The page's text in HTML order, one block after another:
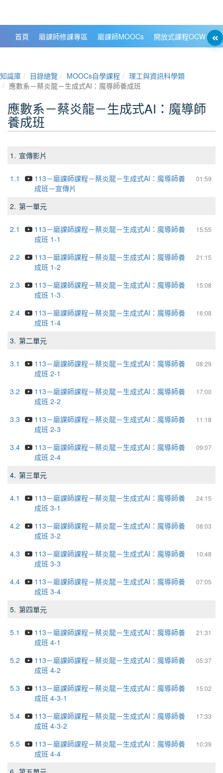
首頁 磨課師修課專區 磨課師MOOCs 開放式課程OCW
知識庫 目錄總覽 MOOCs自學課程
理工與資訊科學類
應數系－蔡炎龍－生成式AI：魔導師養成班
應數系－蔡炎龍－生成式AI：魔導師
養成班
1. 宣傳影片
1.1 01:59
113－磨課師課程－蔡炎龍－生成式AI：魔導師養
成班－宣傳片
2. 第一單元
2.1 15:55
113－磨課師課程－蔡炎龍－生成式AI：魔導師養
成班 1-1
2.2
21:15
113－磨課師課程－蔡炎龍－生成式AI：魔導師養
成班 1-2
2.3
15:08
113－磨課師課程－蔡炎龍－生成式AI：魔導師養
成班 1-3
2.4
16:08
113－磨課師課程－蔡炎龍－生成式AI：魔導師養
成班 1-4
3. 第二單元
3.1 08:29
113－磨課師課程－蔡炎龍－生成式AI：魔導師養
成班 2-1
3.2
17:00
113－磨課師課程－蔡炎龍－生成式AI：魔導師養
成班 2-2
3.3
11:18
113－磨課師課程－蔡炎龍－生成式AI：魔導師養
成班 2-3
3.4
09:07
113－磨課師課程－蔡炎龍－生成式AI：魔導師養
成班 2-4
4. 第三單元
4.1 24:15
113－磨課師課程－蔡炎龍－生成式AI：魔導師養
成班 3-1
4.2
08:03
113－磨課師課程－蔡炎龍－生成式AI：魔導師養
成班 3-2
4.3
10:48
113－磨課師課程－蔡炎龍－生成式AI：魔導師養
成班 3-3
4.4
07:05
113－磨課師課程－蔡炎龍－生成式AI：魔導師養
成班 3-4
5. 第四單元
5.1 21:31
113－磨課師課程－蔡炎龍－生成式AI：魔導師養
成班 4-1
5.2
05:37
113－磨課師課程－蔡炎龍－生成式AI：魔導師養
成班 4-2
5.3
15:02
113－磨課師課程－蔡炎龍－生成式AI：魔導師養
成班 4-3-1
5.4
17:33
113－磨課師課程－蔡炎龍－生成式AI：魔導師養
成班 4-3-2
5.5
10:39
113－磨課師課程－蔡炎龍－生成式AI：魔導師養
成班 4-4